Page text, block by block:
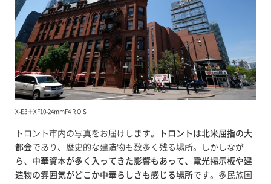
X-E3＋XF10-24mmF4 R OIS
トロント市内の写真をお届けします。
トロントは北米屈指の大
都会であり、歴史的な建造物も数多く残る場所。しかしなが
ら、 中華資本が多く入ってきた影響もあって、電光掲示板や建
造物の雰囲気がどこか中華らしさも感じる場所です。多民族国